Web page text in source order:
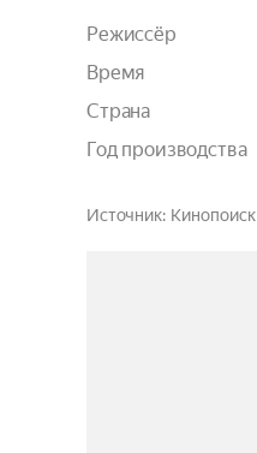
Режиссёр
Время
Страна
Год производства
Источник Кинопоиск